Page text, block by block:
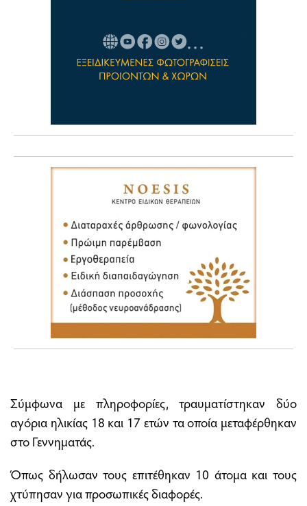
Σύμφωνα με πληροφορίες, τραυματίστηκαν δύο
αγόρια ηλικίας 18 και 17 ετών τα οποία μεταφέρθηκαν
στο Γεννηματάς.
Όπως δήλωσαν τους επιτέθηκαν 10 άτομα και τους
χτύπησαν για προσωπικές διαφορές.